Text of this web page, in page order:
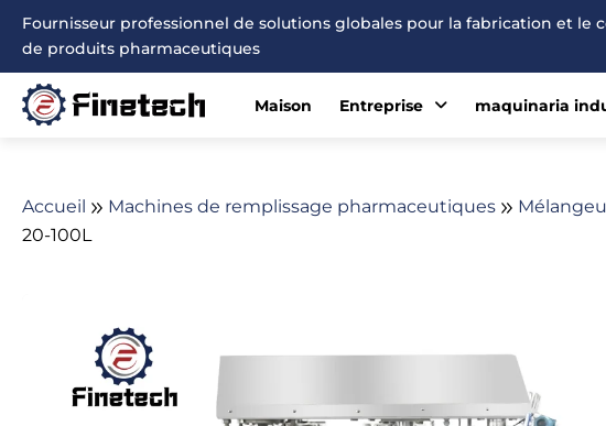
Aller
contenu
Fournisseur professionnel de solutions globales pour la fabrication et le
de produits pharmaceutiques
Maison Entreprise maquinaria
Accueil Machines de remplissage pharmaceutiques
20-100L